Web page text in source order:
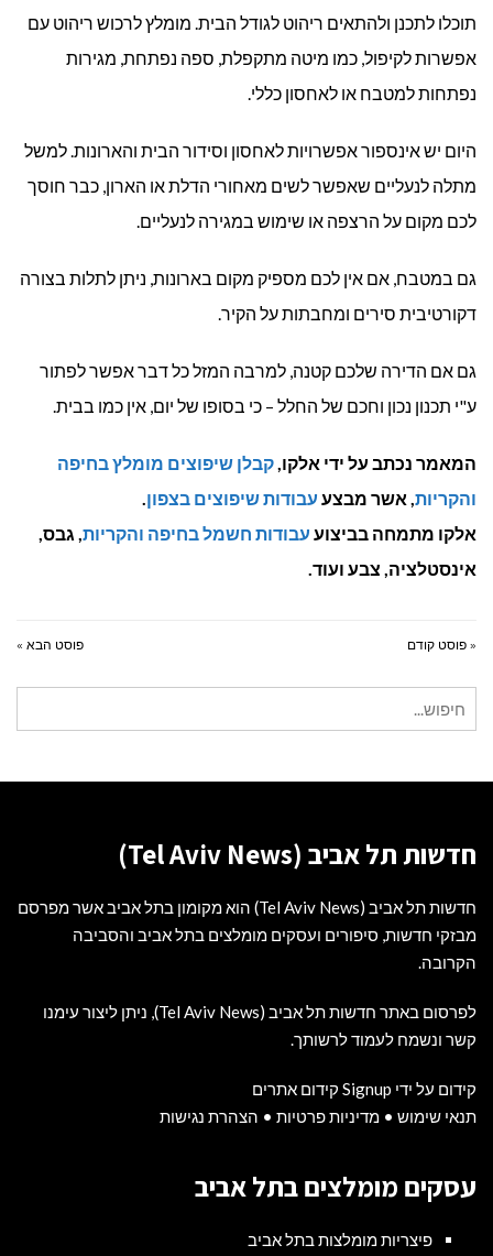
תוכלו לתכנן ולהתאים ריהוט לגודל הבית. מומלץ לרכוש ריהוט עם
אפשרות לקיפול, כמו מיטה מתקפלת, ספה נפתחת, מגירות
נפתחות למטבח או לאחסון כללי.
היום יש אינספור אפשרויות לאחסון וסידור הבית והארונות. למשל
מתלה לנעליים שאפשר לשים מאחורי הדלת או הארון, כבר חוסך
לכם מקום על הרצפה או שימוש במגירה לנעליים.
גם במטבח, אם אין לכם מספיק מקום בארונות, ניתן לתלות בצורה
דקורטיבית סירים ומחבתות על הקיר.
גם אם הדירה שלכם קטנה, למרבה המזל כל דבר אפשר לפתור
ע"י תכנון נכון וחכם של החלל – כי בסופו של יום, אין כמו בבית.
המאמר נכתב על ידי אלקו,קבלן שיפוצים מומלץ בחיפה
והקריות, אשר מבצע עבודות שיפוצים בצפון.
אלקו מתמחה בביצוע עבודות חשמל בחיפה והקריות, גבס,
אינסטלציה, צבע ועוד.
« פוסט קודם פוסט הבא »
עבור:
חדשות תל אביב (Tel Aviv News)
חדשות תל אביב (Tel Aviv News) הוא מקומון בתל אביב אשר מפרסם
מבזקי חדשות, סיפורים ועסקים מומלצים בתל אביב והסביבה
הקרובה.
לפרסום באתר חדשות תל אביב (Tel Aviv News),
ניתן ליצור עימנו
קשר ונשמח לעמוד לרשותך.
קידום על ידי Signup קידום אתרים
תנאי שימוש • מדיניות פרטיות • הצהרת נגישות
עסקים מומלצים בתל אביב
פיצריות מומלצות בתל אביב